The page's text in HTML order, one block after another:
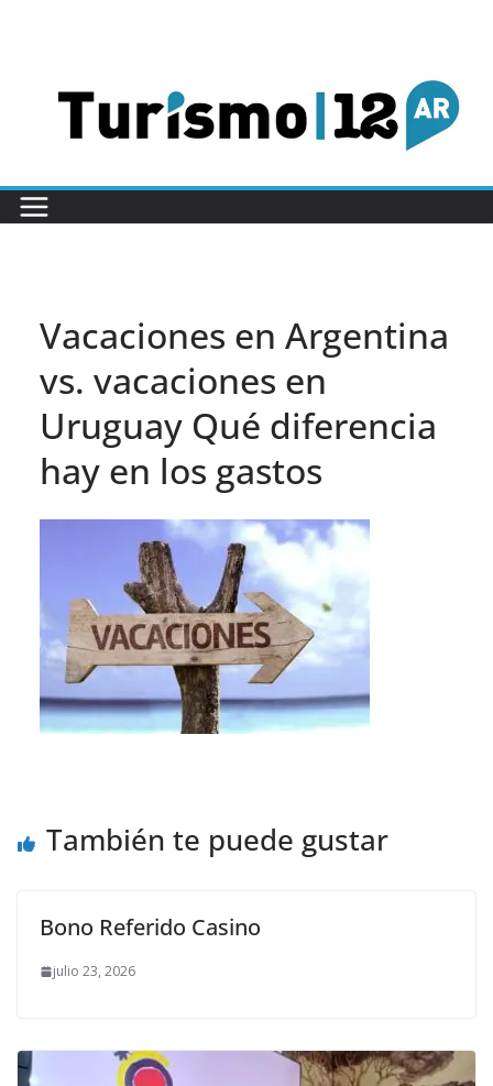
Vacaciones en Argentina
vs. vacaciones en
Uruguay Qué diferencia
hay en los gastos
También te puede gustar
Bono Referido Casino
julio 23, 2026